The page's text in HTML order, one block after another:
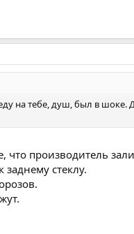
на тебе, душ, был в
что производитель
стеклу.